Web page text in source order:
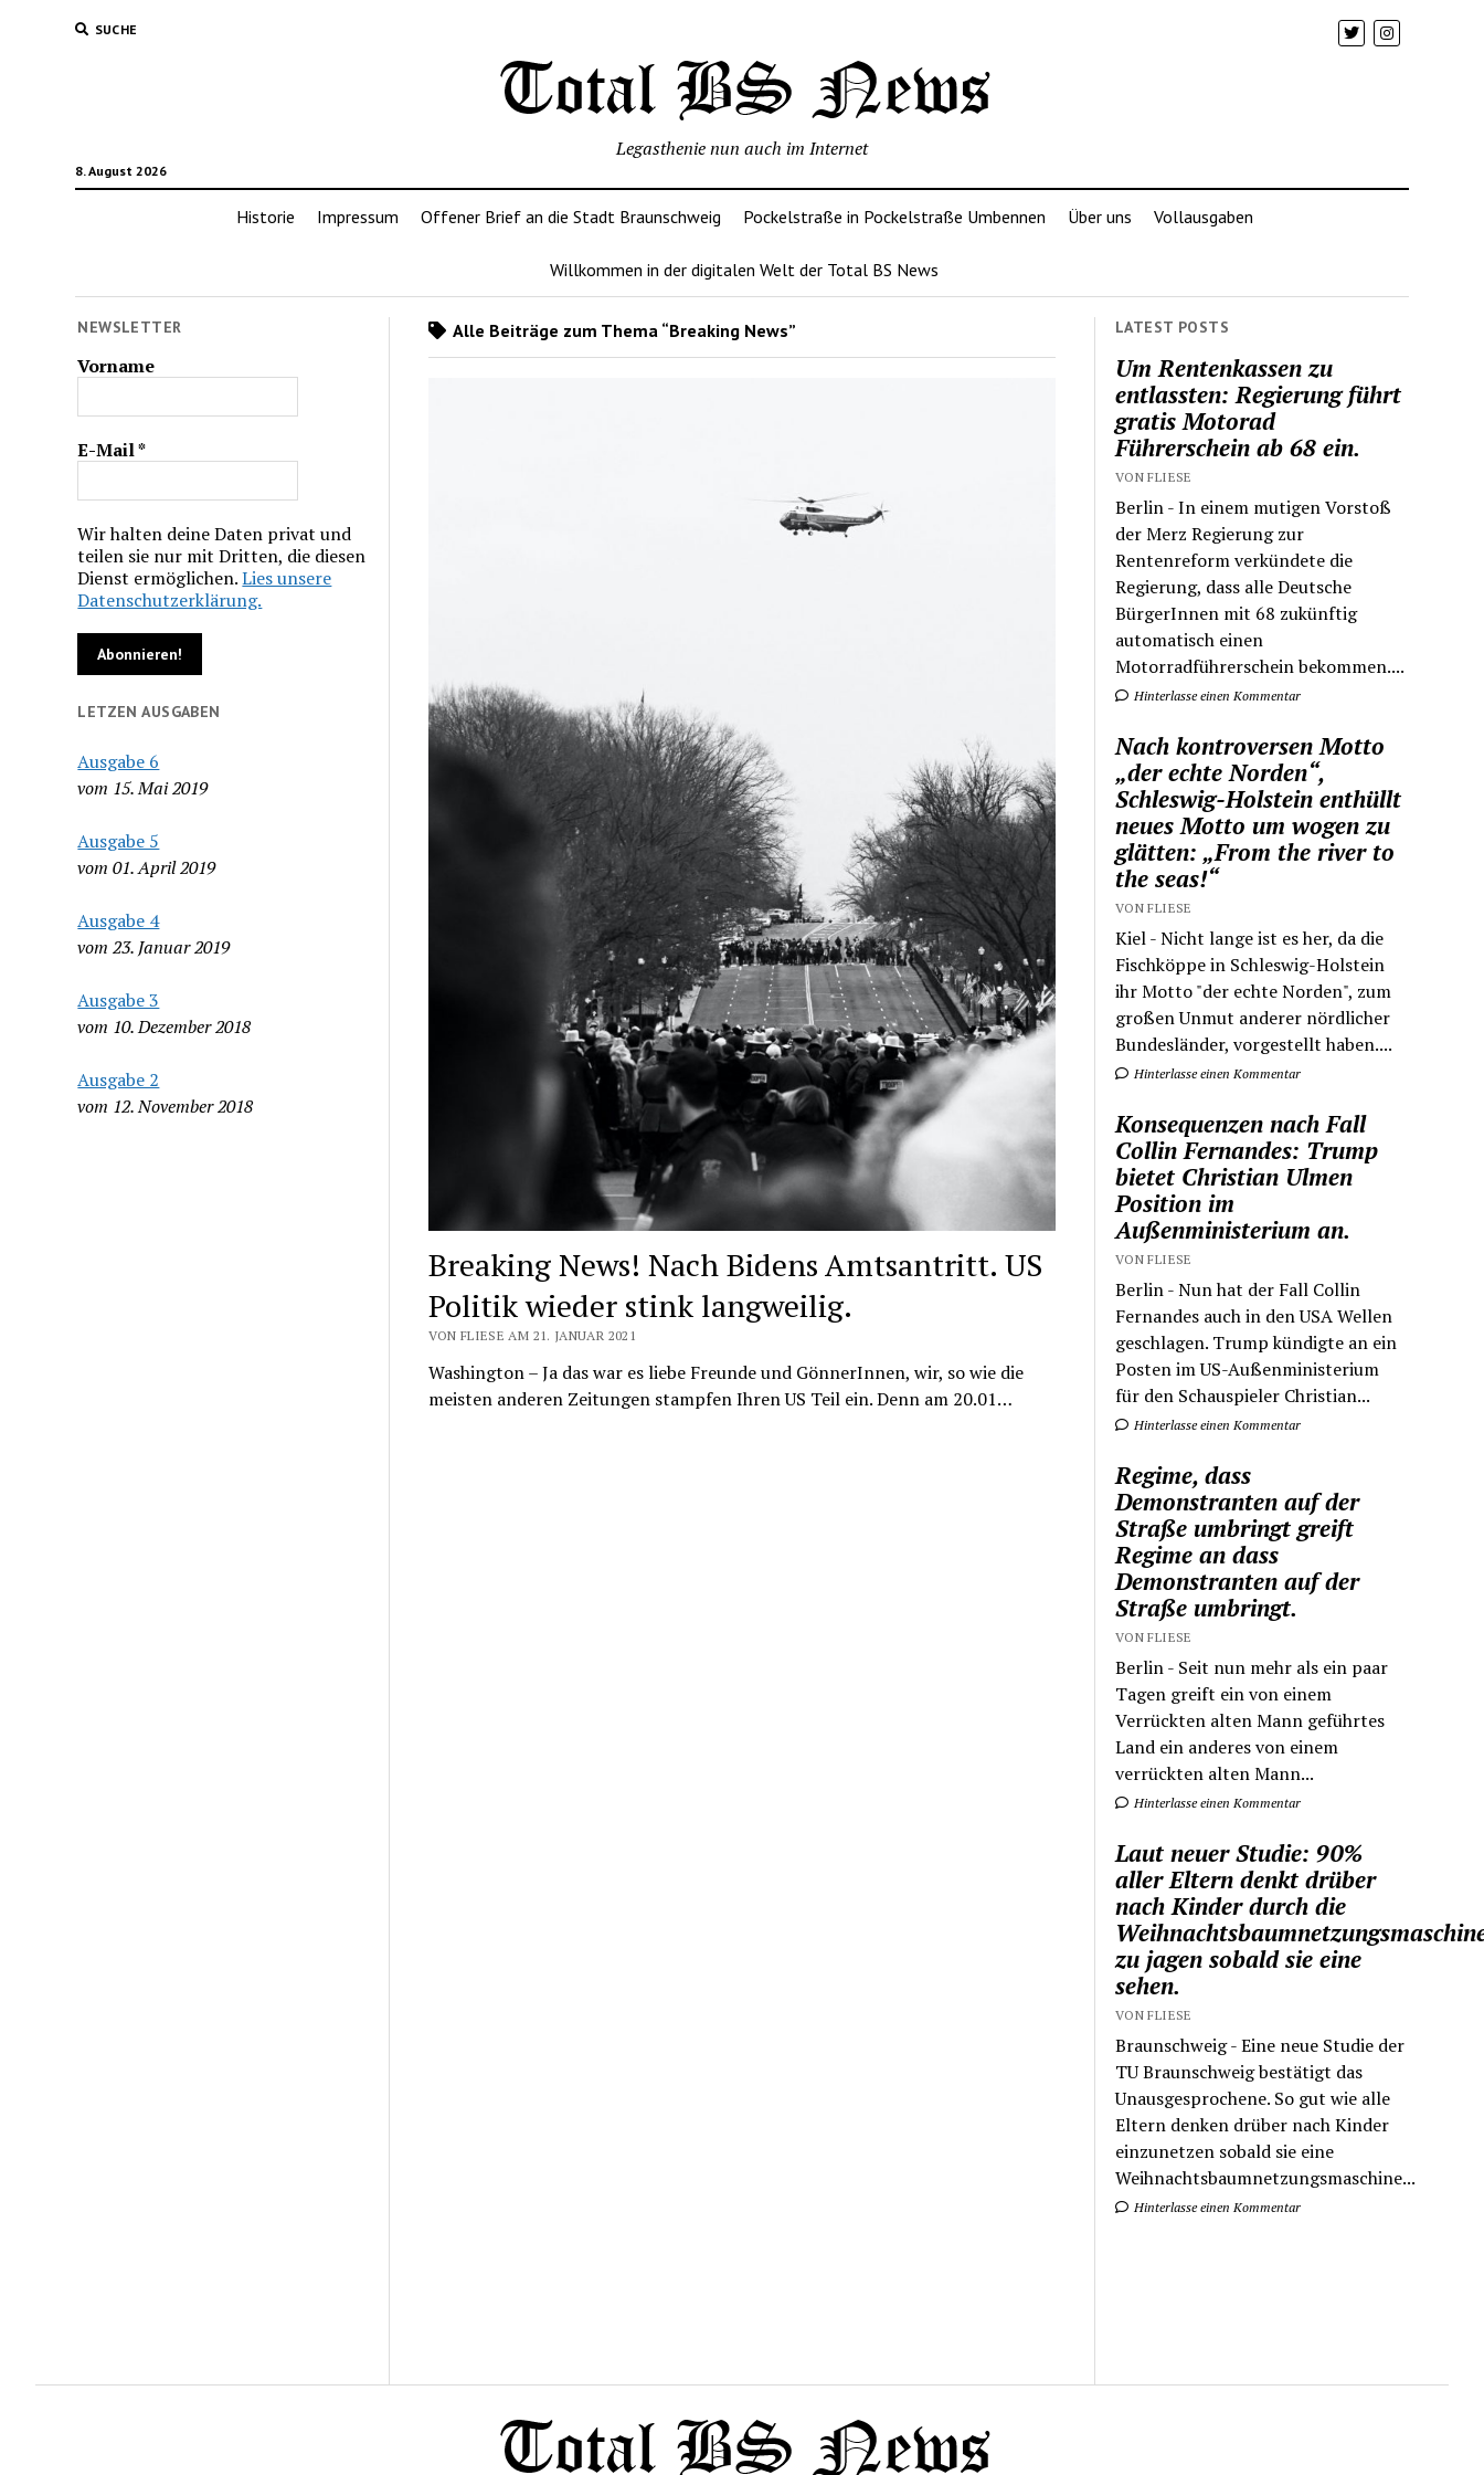
SUCHE
8. August 2026
Legasthenie nun auch im Internet
Historie Impressum Offener Brief an die Stadt Braunschweig Pockelstraße in Pockelstraße Umbennen Über uns Vollausgaben
Willkommen in der digitalen Welt der Total BS News
NEWSLETTER
Vorname
E-Mail*
Wir halten deine Daten privat und
teilen sie nur mit Dritten, die diesen
Dienst ermöglichen.Lies unsere
Datenschutzerklärung.
LETZEN AUSGABEN
Ausgabe 6
vom 15. Mai 2019
Ausgabe 5
vom 01. April 2019
Ausgabe 4
vom 23. Januar 2019
Ausgabe 3
vom 10. Dezember 2018
Ausgabe 2
vom 12. November 2018
Alle Beiträge zum Thema “Breaking News”
Breaking News! Nach Bidens Amtsantritt. US
Politik wieder stink langweilig.
VON FLIESE AM 21. JANUAR 2021
Washington – Ja das war es liebe Freunde und GönnerInnen, wir, so wie die
meisten anderen Zeitungen stampfen Ihren US Teil ein. Denn am 20.01…
LATEST POSTS
Um Rentenkassen zu
entlassten: Regierung führt
gratis Motorad
Führerschein ab 68 ein.
VON FLIESE
Berlin - In einem mutigen Vorstoß
der Merz Regierung zur
Rentenreform verkündete die
Regierung, dass alle Deutsche
BürgerInnen mit 68 zukünftig
automatisch einen
Motorradführerschein bekommen....
Hinterlasse einen Kommentar
Nach kontroversen Motto
„der echte Norden“,
Schleswig-Holstein enthüllt
neues Motto um wogen zu
glätten: „From the river to
the seas!“
VON FLIESE
Kiel - Nicht lange ist es her, da die
Fischköppe in Schleswig-Holstein
ihr Motto "der echte Norden", zum
großen Unmut anderer nördlicher
Bundesländer, vorgestellt haben....
Hinterlasse einen Kommentar
Konsequenzen nach Fall
Collin Fernandes: Trump
bietet Christian Ulmen
Position im
Außenministerium an.
VON FLIESE
Berlin - Nun hat der Fall Collin
Fernandes auch in den USA Wellen
geschlagen. Trump kündigte an ein
Posten im US-Außenministerium
für den Schauspieler Christian...
Hinterlasse einen Kommentar
Regime, dass
Demonstranten auf der
Straße umbringt greift
Regime an dass
Demonstranten auf der
Straße umbringt.
VON FLIESE
Berlin - Seit nun mehr als ein paar
Tagen greift ein von einem
Verrückten alten Mann geführtes
Land ein anderes von einem
verrückten alten Mann...
Hinterlasse einen Kommentar
Laut neuer Studie: 90%
aller Eltern denkt drüber
nach Kinder durch die
zu jagen sobald sie eine
sehen.
VON FLIESE
Braunschweig - Eine neue Studie der
TU Braunschweig bestätigt das
Unausgesprochene. So gut wie alle
Eltern denken drüber nach Kinder
einzunetzen sobald sie eine
Weihnachtsbaumnetzungsmaschine...
Hinterlasse einen Kommentar